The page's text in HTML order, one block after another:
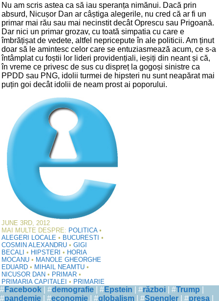
Nu am scris astea ca să iau speranța nimănui. Dacă prin
absurd, Nicușor Dan ar câștiga alegerile, nu cred că ar fi un
primar mai rău sau mai necinstit decât Oprescu sau Prigoană.
Dar nici un primar grozav, cu toată simpatia cu care e
îmbrățișat de vedete, altfel nepricepute în ale politicii. Am ținut
doar să le amintesc celor care se entuziasmează acum, ce s-a
întâmplat cu foștii lor lideri providențiali, ieșiți din neant și că,
în vreme ce privesc de sus cu dispreț la gogoși sinistre ca
PPDD sau PNG, idolii turmei de hipsteri nu sunt neapărat mai
puțin goi decât idolii de neam prost ai poporului.
JUNE 3RD, 2012
MAI MULTE DESPRE: POLITICA•
ALEGERI LOCALE • BUCURESTI •
COSMIN ALEXANDRU • GIGI
BECALI
• HIPSTERI • HORIA
MOCANU • MANOLE GHEORGHE
EDUARD • MIHAIL NEAMTU •
NICUSOR DAN • PRIMAR •
PRIMARIA CAPITALEI • PRIMARIE
#Facebook | #demografie | #Epstein | #război | #Trump
#pandemie | #economie | #globalism | #Spengler | #presa